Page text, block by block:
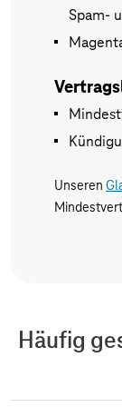
Spam-
Unseren
Häufig